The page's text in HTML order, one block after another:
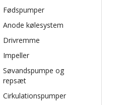
Fødspumper
Anode kølesystem
Drivremme
Impeller
Søvandspumpe og
repsæt
Cirkulationspumper